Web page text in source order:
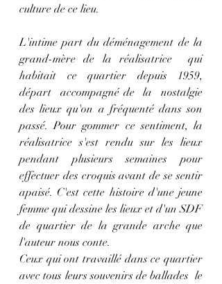
culture de ce lieu.
L'intime part du déménagement de la
grand-mère de la réalisatrice  qui
habitait ce quartier depuis 1959,
départ  accompagné de  la  nostalgie
des lieux qu'on a fréquenté dans son
passé. Pour gommer ce sentiment, la
réalisatrice s'est rendu sur les lieux
pendant plusieurs semaines pour
effectuer des croquis avant de se sentir
apaisé. C'est cette histoire d'une jeune
femme qui dessine les lieux et d'un SDF
de quartier de la grande arche que
l'auteur nous conte.
Ceux qui ont travaillé dans ce quartier
avec tous leurs souvenirs de ballades  le